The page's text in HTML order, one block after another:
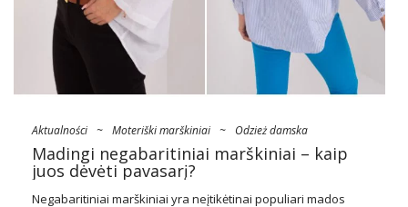
Aktualności ~ Moteriški marškiniai ~ Odzież damska
Madingi negabaritiniai marškiniai – kaip
juos dėvėti pavasarį?
Negabaritiniai marškiniai yra neįtikėtinai populiari mados